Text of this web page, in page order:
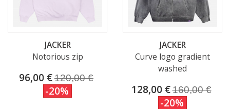
JACKER
Notorious zip
96,00 €120,00 €
-20%
JACKER
Curve logo gradient
washed
128,00 €160,00 €
-20%